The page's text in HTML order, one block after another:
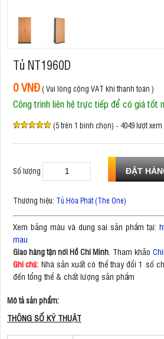
Tủ NT1960D
0 VNĐ( Vui lòng cộng VAT khi thanh toán )
Công trình liên hệ trực tiếp để có giá tốt
(5 trên 1 bình chọn) - 4049 lượt xem
Số lượng
Thương hiệu: Tủ Hòa Phát (The One)
Xem bảng màu và dung sai sản phẩm tại:
mau
Giao hàng tận nơi Hồ Chí Minh . Tham khảo
Ghi chú: Nhà sản xuất có thể thay đổi 1 số
đến tổng thể & chất lượng sản phẩm
Mô tả sản phẩm:
THÔNG SỐ KỸ THUẬT